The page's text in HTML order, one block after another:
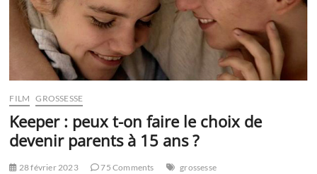
veux
de
Willy
Pasini
FILM GROSSESSE
Keeper : peux t-on faire le choix de
devenir parents à 15 ans ?
28 février 2023 75 Comments grossesse